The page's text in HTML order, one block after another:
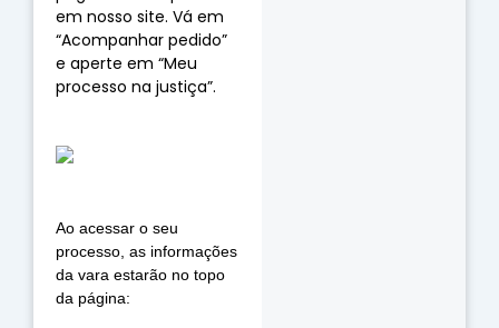
em nosso site. Vá em
“Acompanhar pedido”
e aperte em “Meu
processo na justiça”.
Ao acessar o seu
processo, as informações
da vara estarão no topo
da página: